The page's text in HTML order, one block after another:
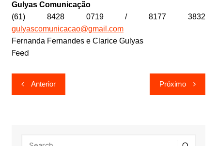
Gulyas Comunicação
(61) 8428 0719 / 8177 3832
gulyascomunicacao@gmail.com
Fernanda Fernandes e Clarice Gulyas
Feed
Navegação
de
Anterior Próximo